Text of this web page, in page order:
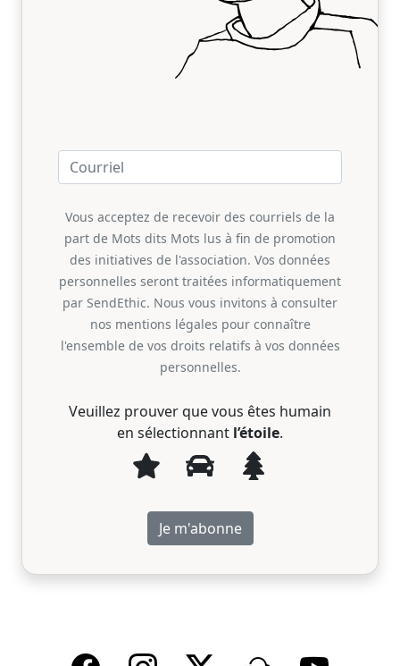
Vous acceptez de recevoir des courriels de la
part de Mots dits Mots lus à fin de promotion
des initiatives de l'association. Vos données
personnelles seront traitées informatiquement
par SendEthic. Nous vous invitons à consulter
nos mentions légales pour connaître
l'ensemble de vos droits relatifs à vos données
personnelles.
Veuillez prouver que vous êtes humain
en sélectionnant l’étoile.